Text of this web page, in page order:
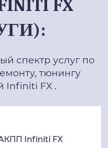
FX
спектр услуг по
тюнингу
Infiniti FX .
Infiniti FX